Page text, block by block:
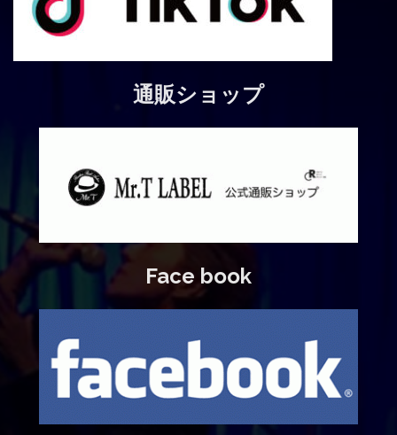
通販ショップ
Face book